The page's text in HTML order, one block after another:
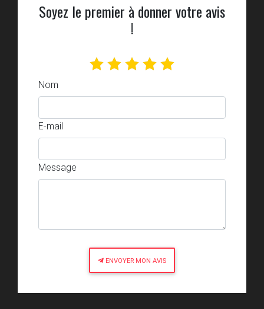
Soyez le premier à donner votre avis
!
Nom
E-mail
Message
ENVOYER MON AVIS